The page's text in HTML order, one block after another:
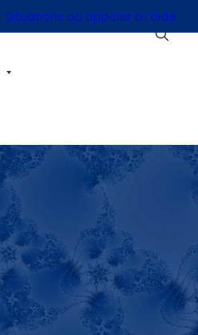
Situations où appeler à l’aide